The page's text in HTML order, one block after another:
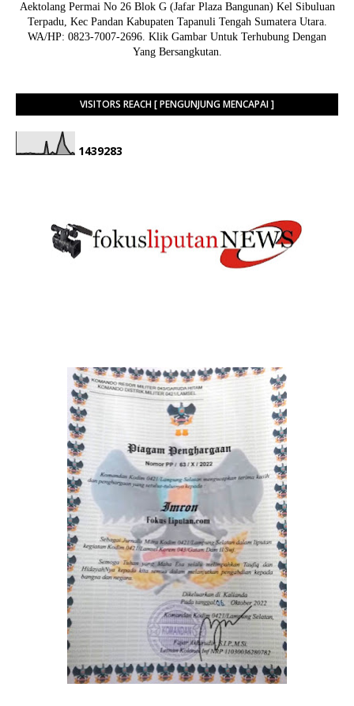
Aektolang Permai No 26 Blok G (Jafar Plaza Bangunan) Kel Sibuluan
Terpadu, Kec Pandan Kabupaten Tapanuli Tengah Sumatera Utara.
WA/HP: 0823-7007-2696. Klik Gambar Untuk Terhubung Dengan
Yang Bersangkutan.
VISITORS REACH [ PENGUNJUNG MENCAPAI ]
1439283